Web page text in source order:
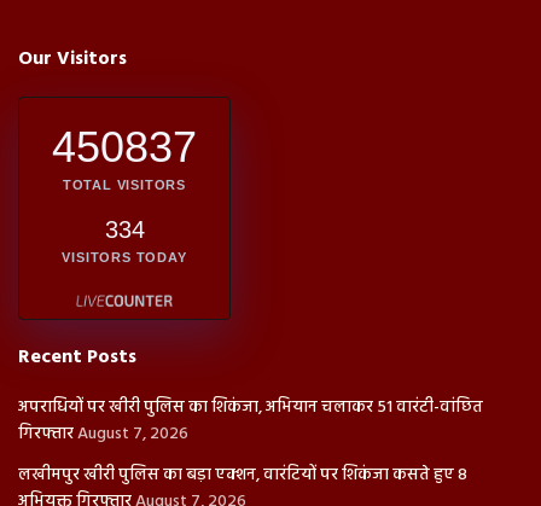
Our Visitors
450837
TOTAL VISITORS
334
VISITORS TODAY
Recent Posts
अपराधियों पर खीरी पुलिस का शिकंजा, अभियान चलाकर 51 वारंटी-वांछित
गिरफ्तारAugust 7, 2026
लखीमपुर खीरी पुलिस का बड़ा एक्शन, वारंटियों पर शिकंजा कसते हुए 8